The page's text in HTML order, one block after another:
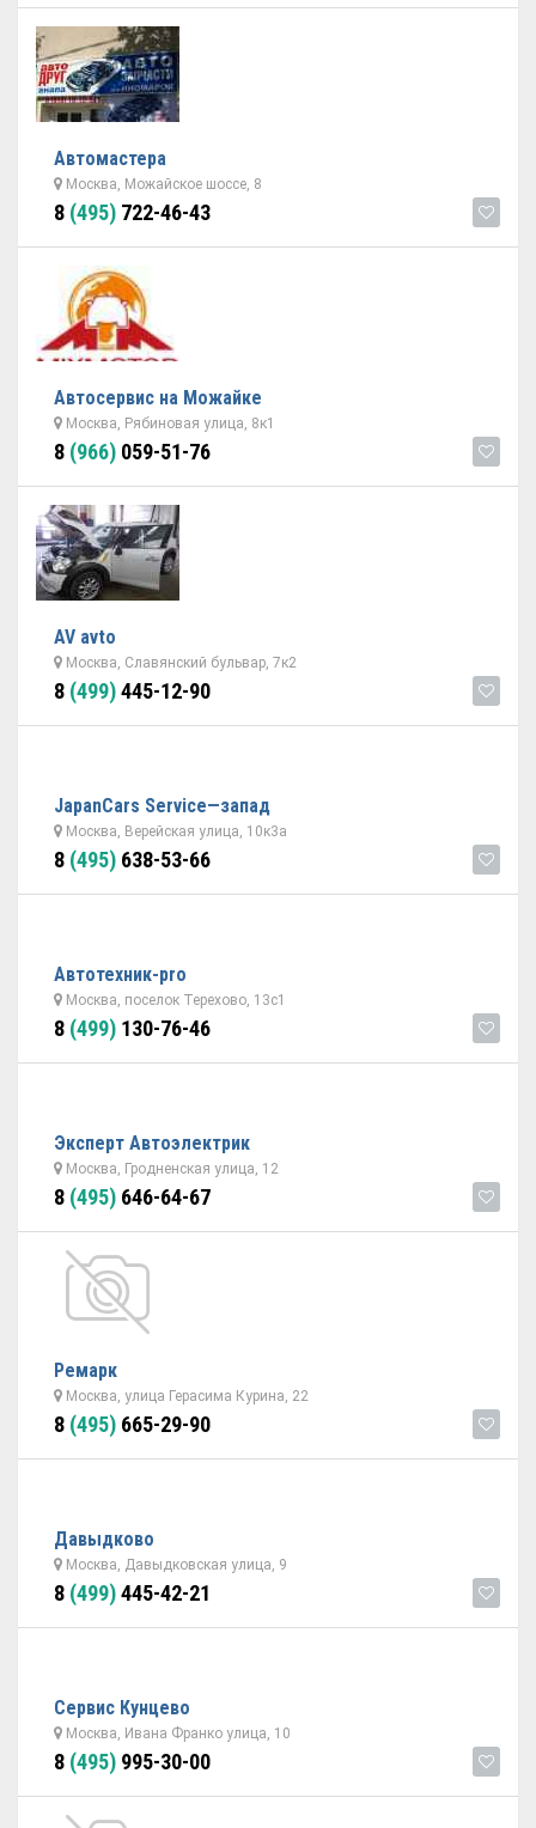
Автомастера
Москва, Можайское шоссе, 8
8 (495) 722-46-43
Автосервис на Можайке
Москва, Рябиновая улица, 8к1
8 (966) 059-51-76
AV avto
Москва, Славянский бульвар, 7к2
8 (499)445-12-90
JapanCars Service—запад
Москва, Верейская улица, 10к3а
8 (495) 638-53-66
Автотехник-pro
Москва, поселок Терехово, 13с1
8 (499) 130-76-46
Эксперт Автоэлектрик
Москва, Гродненская улица, 12
8 (495) 646-64-67
Ремарк
Москва, улица Герасима Курина, 22
8 (495) 665-29-90
Давыдково
Москва, Давыдковская улица, 9
8 (499)445-42-21
Сервис Кунцево
Москва, Ивана Франко улица, 10
8 (495) 995-30-00